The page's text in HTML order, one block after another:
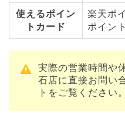
使えるポイン
トカード
楽天ポ
ポイント
実際の営業時間や
石店に直接お問い
トをご覧ください。